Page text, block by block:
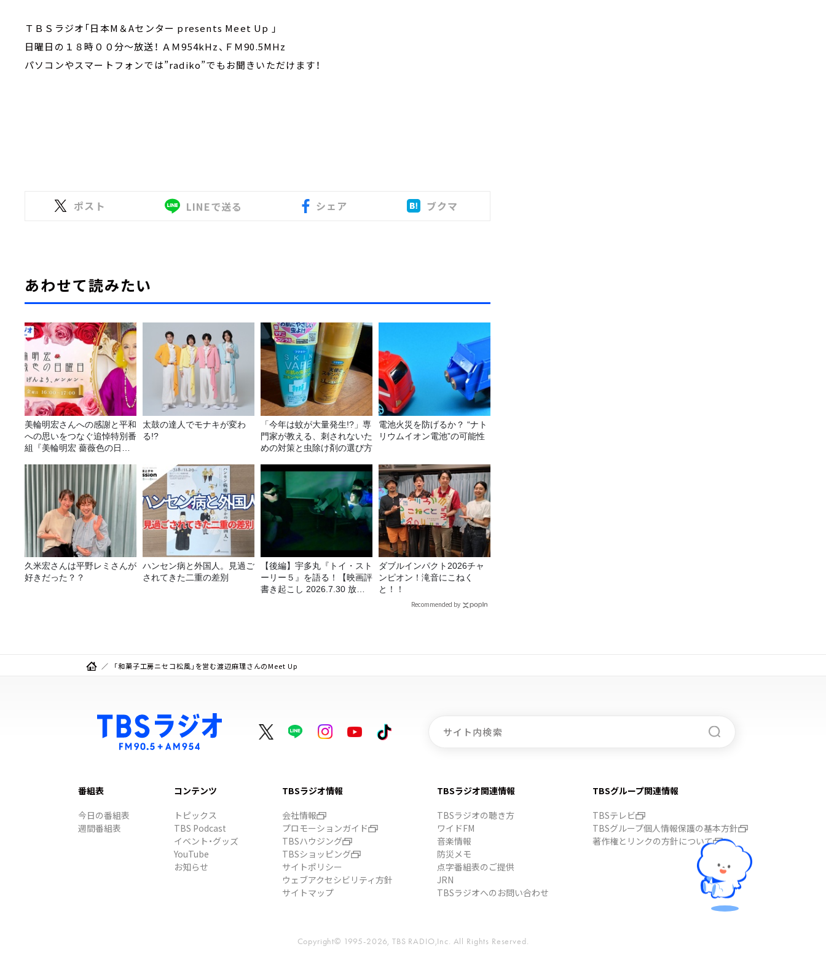
ＴＢＳラジオ「日本M＆Aセンター presents Meet Up 」
日曜日の１８時００分～放送！ ＡＭ954kHz、ＦＭ90.5MHz
パソコンやスマートフォンでは”radiko”でもお聞きいただけます！
ポスト LINEで送る シェア ブクマ
あわせて読みたい
美輪明宏さんへの感謝と平和
への思いをつなぐ追悼特別番
組『美輪明宏 薔薇色の日曜
～』8/9（日）16時放送
太鼓の達人でモナキが変わ
る!?
「今年は蚊が大量発生!?」専
門家が教える、刺されないた
めの対策と虫除け剤の選び方
電池火災を防げるか？ “ナト
リウムイオン電池”の可能性
久米宏さんは平野レミさんが
好きだった？？
ハンセン病と外国人。見過ご
されてきた二重の差別
【後編】宇多丸『トイ・スト
ーリー５』を語る！【映画評
書き起こし 2026.7.30 放
ダブルインパクト2026チャ
ンピオン！滝音にこねく
と！！
Recommended by
「和菓子工房ニセコ松風」を営む渡辺麻理さんのMeet Up
番組表
今日の番組表
週間番組表
コンテンツ
トピックス
TBS Podcast
イベント・グッズ
YouTube
お知らせ
TBSラジオ情報
会社情報
プロモーションガイド
TBSハウジング
TBSショッピング
サイトポリシー
ウェブアクセシビリティ方針
サイトマップ
TBSラジオ関連情報
TBSラジオの聴き方
ワイドFM
音楽情報
防災メモ
点字番組表のご提供
JRN
TBSラジオへのお問い合わせ
TBSグループ関連情報
TBSテレビ
TBSグループ個人情報保護の基本方針
著作権とリンクの方針について
Copyright© 1995-2026, TBS RADIO,Inc. All Rights Reserved.